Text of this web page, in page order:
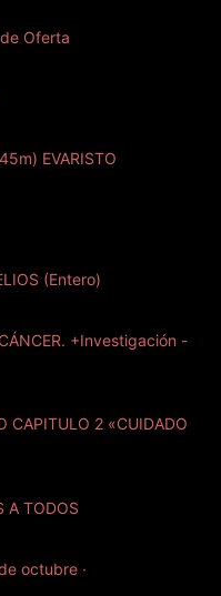
Oferta
EVARISTO
(Entero)
+Investigación -
CAPITULO 2 «CUIDADO
A TODOS
octubre ·